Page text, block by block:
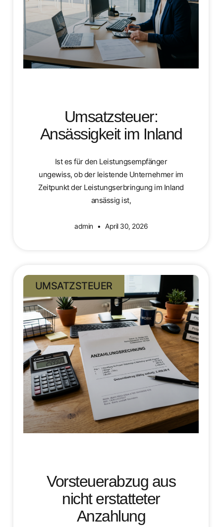
Umsatzsteuer:
Ansässigkeit im Inland
Ist es für den Leistungsempfänger
ungewiss, ob der leistende Unternehmer im
Zeitpunkt der Leistungserbringung im Inland
ansässig ist,
admin April 30, 2026
UMSATZSTEUER
Vorsteuerabzug aus
nicht erstatteter
Anzahlung